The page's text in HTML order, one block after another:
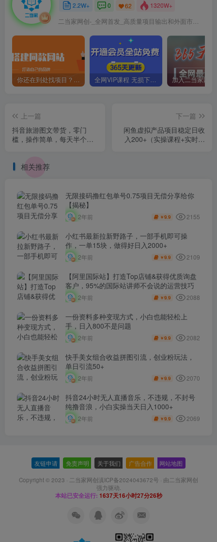
2.2W+ 0 62 1320W+
二当家网创-_全网首发_高质量项目输出和外面市场高价课程一模一样
你还在到处找项目？还在当韭菜？我靠卖项目一个月收入5万+，曾经我也是个失败者。 全网VIP课程 无损下载~
上一篇
抖音旅游图文带货，零门
槛，操作简单，每天半个小
下一篇
闲鱼虚拟产品项目稳定日收
入200+（实操课程+实时数
相关推荐
无限接码撸红包单号0.75项目无偿分享给你
【揭秘】
2年前 ￥9.9 2155
小红书最新拉新野路子，一部手机即可操
作，一单15块，做得好日入2000+
2年前 ￥9.9 2109
【阿里国际站】打造Top店铺&获得优质询盘
客户，​95%的国际站讲师不会说的运营技巧
2年前 ￥9.9 2088
一份资料多种变现方式，小白也能轻松上
手，日入800不是问题
2年前 ￥9.9 2082
快手美女组合收益拼图引流，创业粉玩法，
单日引流50+
2年前 ￥9.9 2070
抖音24小时无人直播音乐，不违规，不封号
纯撸音浪，小白实操当天日入1000+
2年前 ￥9.9 2069
友链申请 免责声明 关于我们 广告合作 网站地图
Copyright © 2023 · 二当家网创滇ICP备2024043672号 · 由二当家网创
强力驱动.
本站已安全运行: 1637天16小时27分26秒